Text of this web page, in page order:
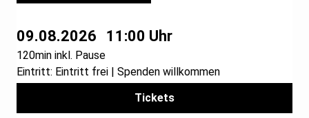
09.08.2026 11:00 Uhr
120min inkl. Pause
Eintritt: Eintritt frei | Spenden willkommen
Tickets